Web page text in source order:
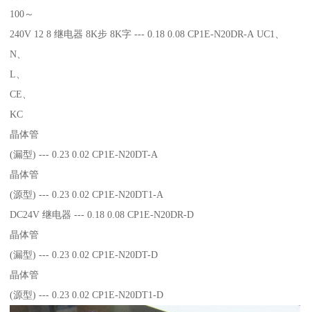
100～
240V 12 8 继电器 8K步 8K字 --- 0.18 0.08 CP1E-N20DR-A UC1、
N、
L、
CE、
KC
晶体管
(漏型) --- 0.23 0.02 CP1E-N20DT-A
晶体管
(源型) --- 0.23 0.02 CP1E-N20DT1-A
DC24V 继电器 --- 0.18 0.08 CP1E-N20DR-D
晶体管
(漏型) --- 0.23 0.02 CP1E-N20DT-D
晶体管
(源型) --- 0.23 0.02 CP1E-N20DT1-D